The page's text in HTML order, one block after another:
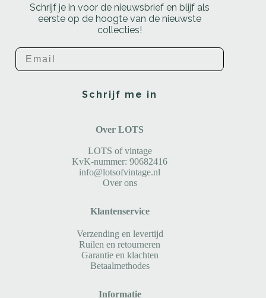
Schrijf je in voor de nieuwsbrief en blijf als
eerste op de hoogte van de nieuwste
collecties!
Email
Schrijf me in
Over LOTS
LOTS of vintage
KvK-nummer: 90682416
info@lotsofvintage.nl
Over ons
Klantenservice
Verzending en levertijd
Ruilen en retourneren
Garantie en klachten
Betaalmethodes
Informatie